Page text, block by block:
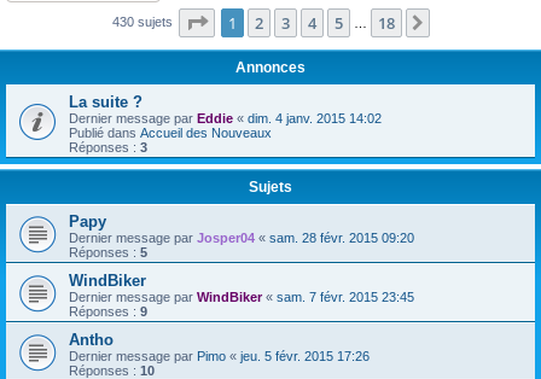
430 sujets Page 1sur18
1 2 3 4 5 18
Annonces
La suite ?
Dernier message par Eddie « dim. 4 janv. 2015 14:02
Publié dans Accueil des Nouveaux
Réponses : 3
Sujets
Papy
Dernier message par Josper04 « sam. 28 févr. 2015 09:20
Réponses : 5
WindBiker
Dernier message par WindBiker« sam. 7 févr. 2015 23:45
Réponses : 9
Antho
Dernier message par Pimo « jeu. 5 févr. 2015 17:26
Réponses : 10